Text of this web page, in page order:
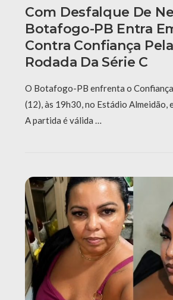
Com Desfalque De
Botafogo-PB Entra
Contra Confiança Pela
Rodada Da Série C
O Botafogo-PB enfrenta o
(12), às 19h30, no Estádio Almeidão,
A partida é válida …